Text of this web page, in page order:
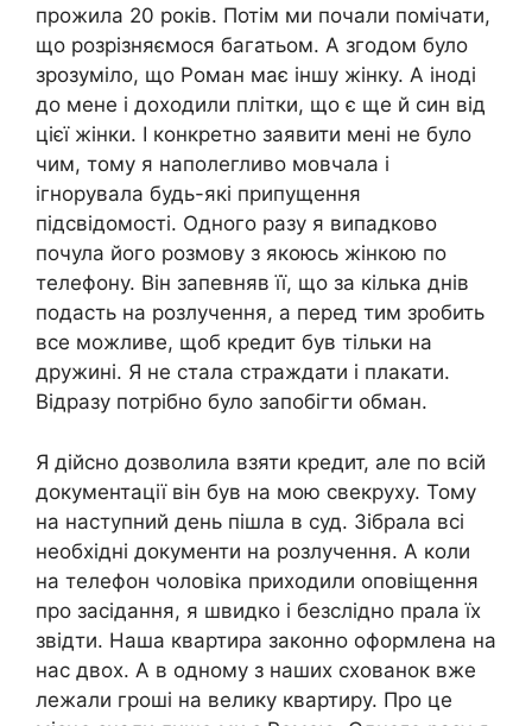
прожила 20 років. Потім ми почали помічати,
що розрізняємося багатьом. А згодом було
зрозуміло, що Роман має іншу жінку. А іноді
до мене і доходили плітки, що є ще й син від
цієї жінки. І конкретно заявити мені не було
чим, тому я наполегливо мовчала і
ігнорувала будь-які припущення
підсвідомості. Одного разу я випадково
почула його розмову з якоюсь жінкою по
телефону. Він запевняв її, що за кілька днів
подасть на розлучення, а перед тим зробить
все можливе, щоб кредит був тільки на
дружині. Я не стала страждати і плакати.
Відразу потрібно було запобігти обман.
Я дійсно дозволила взяти кредит, але по всій
документації він був на мою свекруху. Тому
на наступний день пішла в суд. Зібрала всі
необхідні документи на розлучення. А коли
на телефон чоловіка приходили оповіщення
про засідання, я швидко і безслідно прала їх
звідти. Наша квартира законно оформлена на
нас двох. А в одному з наших схованок вже
лежали гроші на велику квартиру. Про це